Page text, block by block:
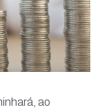
ao